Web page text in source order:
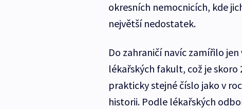
okresních nemocnicích, kde
největší nedostatek.
Do zahraničí navíc zamířilo
lékařských fakult, což je
prakticky stejné číslo jako v
historii. Podle lékařských